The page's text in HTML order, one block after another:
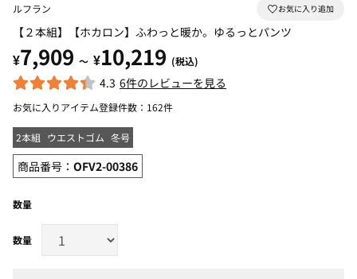
ルフラン
【２本組】【ホカロン】ふわっと暖か。ゆるっとパンツ
¥7,909 ～ ¥10,219 (税込)
4.3 6件のレビューを見る
お気に入りアイテム登録件数： 162件
2本組 ウエストゴム 冬号
商品番号： OFV2-00386
数量